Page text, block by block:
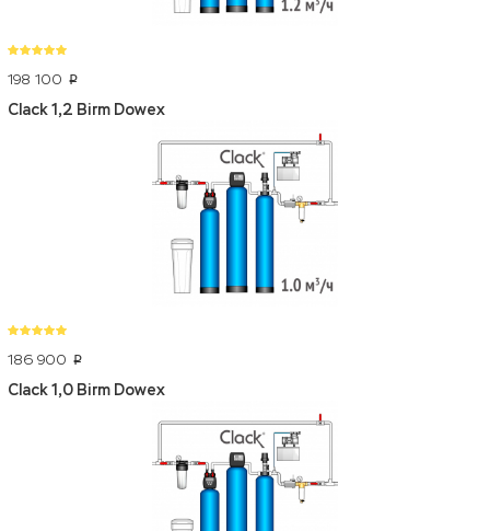
198 100 p
Clack 1,2 Birm Dowex
186 900 p
Clack 1,0 Birm Dowex